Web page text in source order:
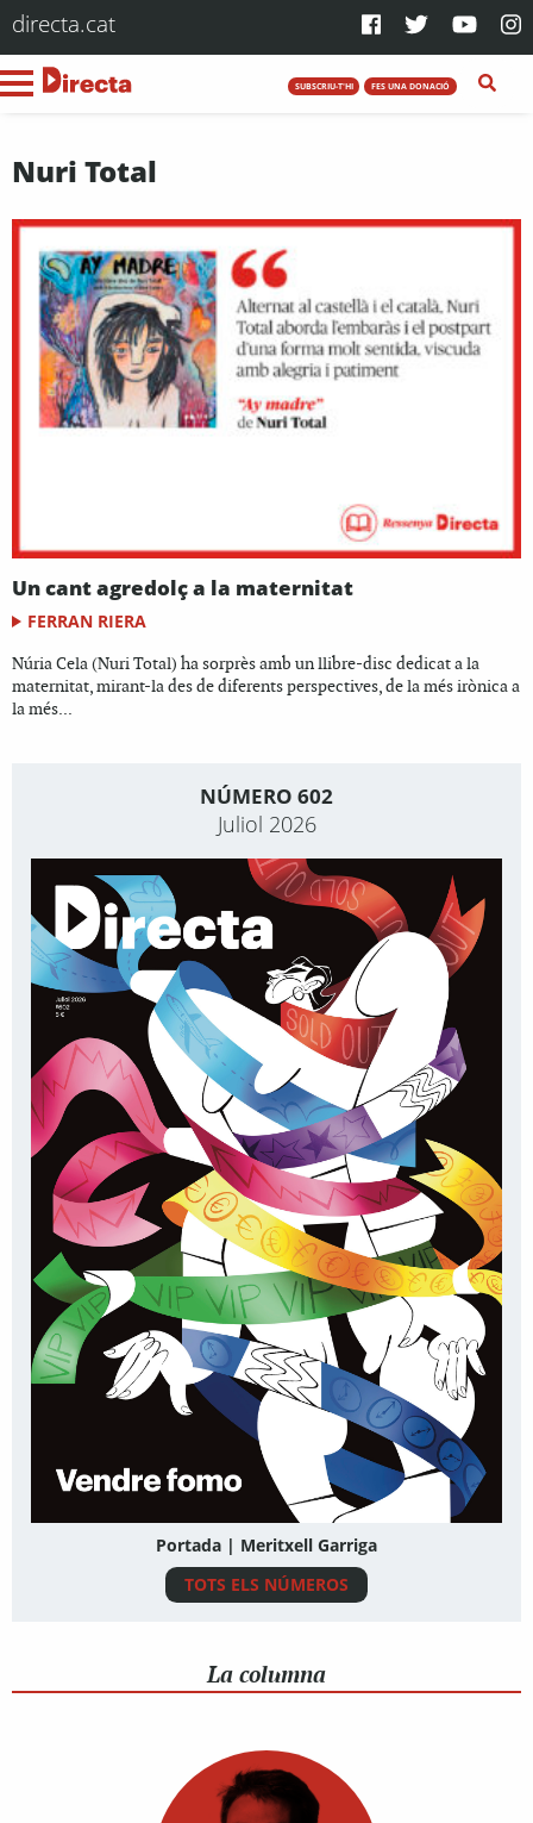
directa.cat
SUBSCRIU-T'HI FES UNA DONACIÓ
Nuri Total
Un cant agredolç a la maternitat
FERRAN RIERA
Núria Cela (Nuri Total) ha sorprès amb un llibre-disc dedicat a la
maternitat, mirant-la des de diferents perspectives, de la més irònica a
la més...
NÚMERO 602
Juliol 2026
Portada | Meritxell Garriga
TOTS ELS NÚMEROS
La columna